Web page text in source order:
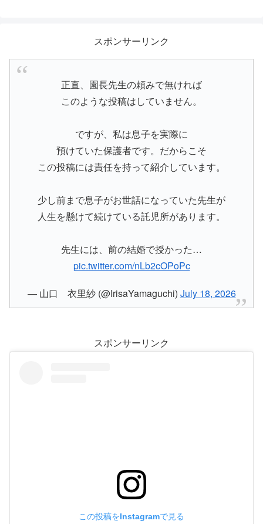
スポンサーリンク
正直、園長先生の頼みで無ければ
このような投稿はしていません。
ですが、私は息子を実際に
預けていた保護者です。だからこそ
この投稿には責任を持って紹介しています。
少し前まで息子がお世話になっていた先生が
人生を懸けて続けている託児所があります。
先生には、前の結婚で授かった…
pic.twitter.com/nLb2cOPoPc
— 山口 衣里紗 (@IrisaYamaguchi) July 18, 2026
スポンサーリンク
この投稿をInstagramで見る